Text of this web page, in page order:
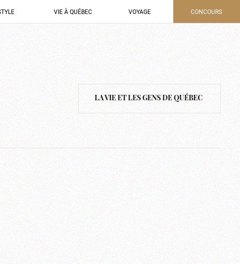
VIE À QUÉBEC VOYAGE CONCOURS
LA VIE ET LES GENS DE QUÉBEC